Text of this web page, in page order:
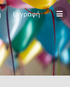
Εγγραφή